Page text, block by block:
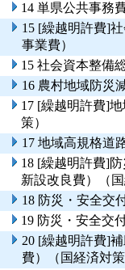
14 単県公共事務
15 [繰越明許費]
事業費）
15 社会資本整備
16 農村地域防災
17 [繰越明許費]
策）
17 地域高規格道
18 [繰越明許費]
新設改良費）（
18 防災・安全交
19 防災・安全交
20 [繰越明許費]
費）（国経済対